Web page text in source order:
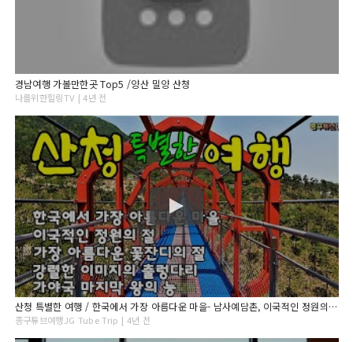
경남여행 가볼만한곳 Top5 /양산 밀양 산청
나를위한힐링TV | 4년 전
산청 특별한 여행 / 한국에서 가장 아름다운 마을- 남사예담촌, 이국적인 정원의 수련사, 아름다운 꽃잔디의 대명사, 강렬한 이미지의 무릉교, 가야국 구형왕릉 [종구튜브여행]
종구튜브여행JG Tube Trip | 4년 전